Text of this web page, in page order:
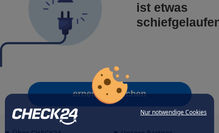
Nur notwendige Cookies
ist etwas
erneut versuchen